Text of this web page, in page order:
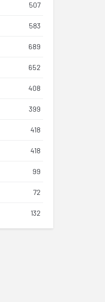
507
583
689
652
408
399
418
418
99
72
132